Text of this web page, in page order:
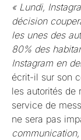
« Lundi,
décision
les unes des
80% des
Instagram en
écrit-il sur son
les autorités de
service de
ne sera pas
communication,